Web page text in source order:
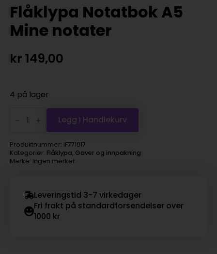
Flåklypa Notatbok A5
Mine notater
kr 149,00
4 på lager
Notatbok
notater
antall
Legg I Handlekurv
Produktnummer: IF771017
Kategorier: Flåklypa, Gaver og innpakning
Merke: Ingen merker
Leveringstid 3-7 virkedager
Fri frakt på standardforsendelser over
1000 kr